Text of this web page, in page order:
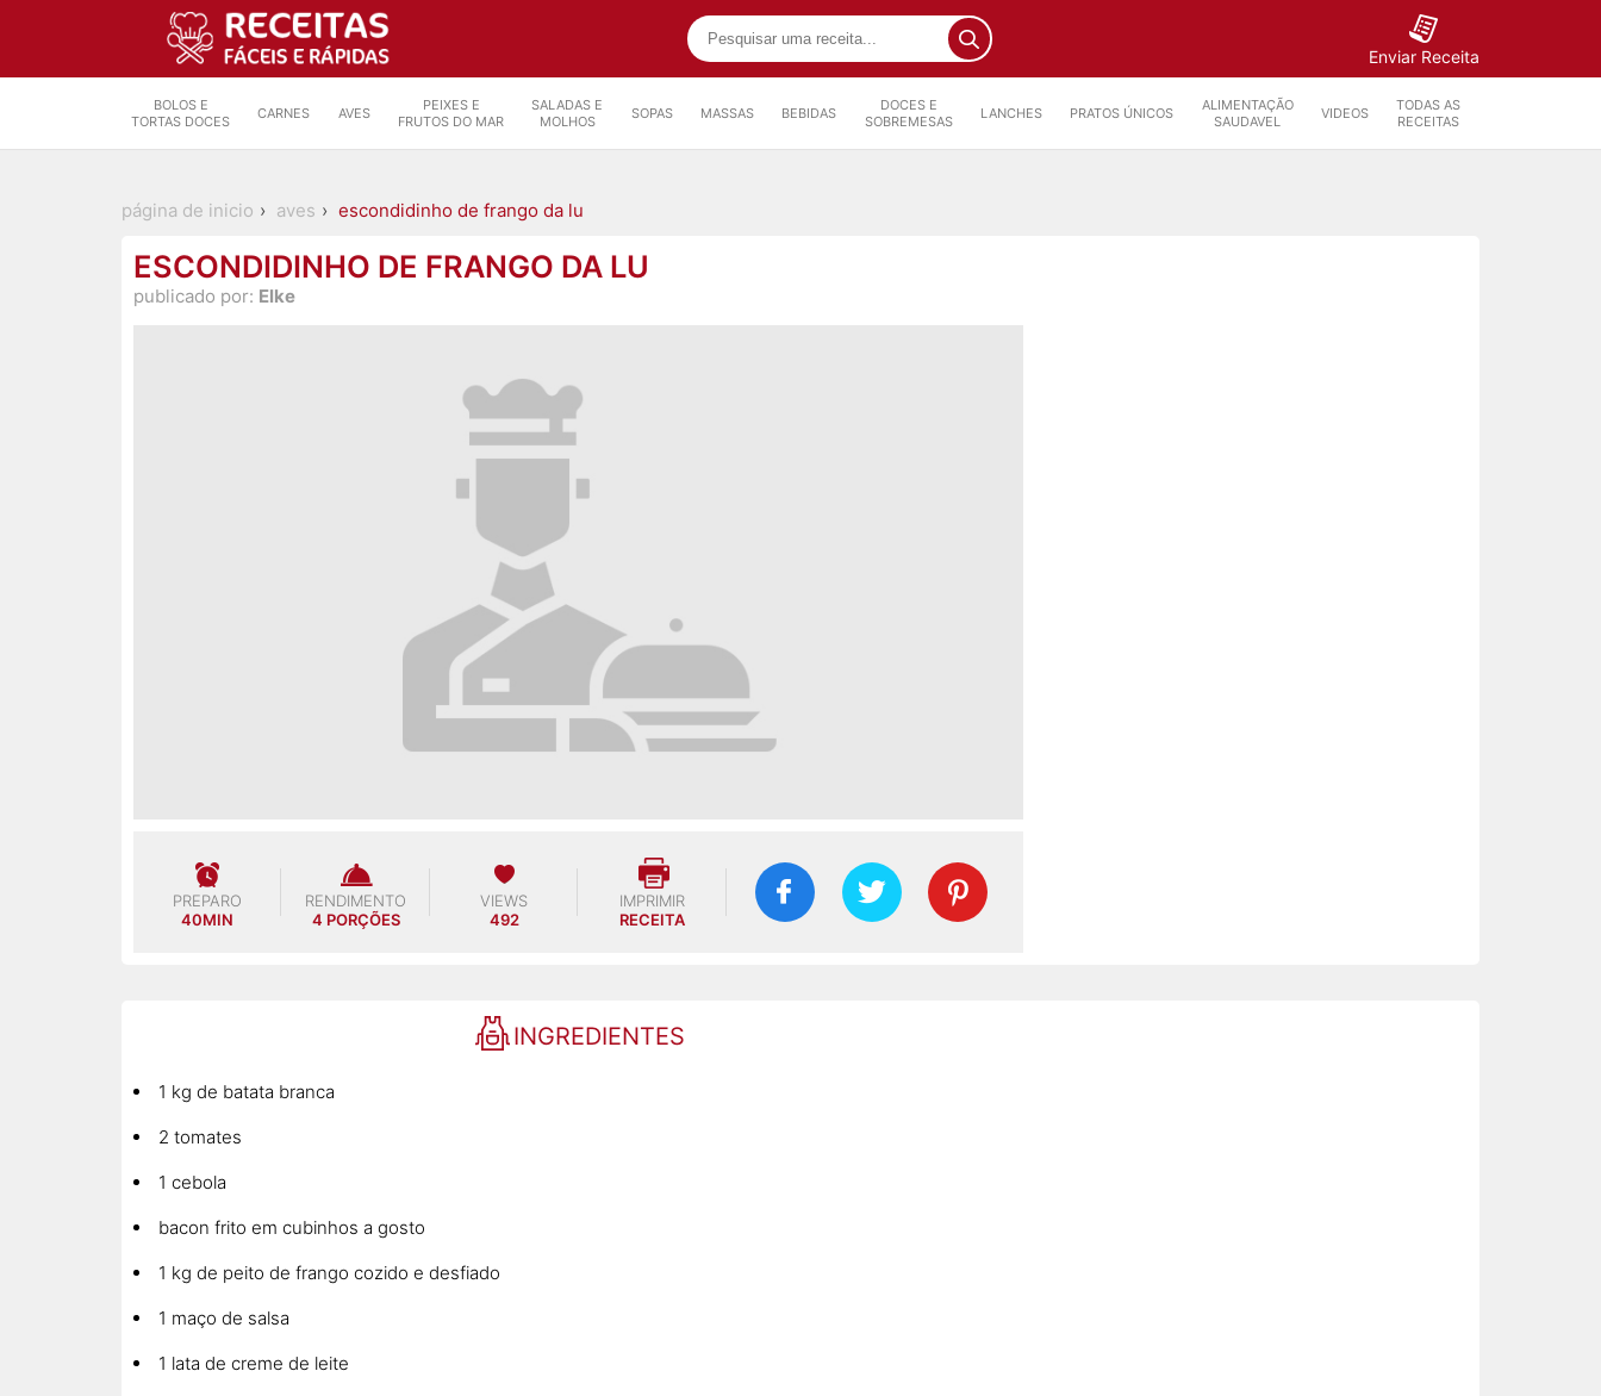
Enviar Receita
BOLOS E
TORTAS DOCES
CARNES AVES
PEIXES E
FRUTOS DO MAR
SALADAS E
MOLHOS
SOPAS MASSAS BEBIDAS
DOCES E
SOBREMESAS
LANCHES PRATOS ÚNICOS
ALIMENTAÇÃO
SAUDAVEL
VIDEOS
TODAS AS
RECEITAS
página de inicio aves escondidinho de frango da lu
ESCONDIDINHO DE FRANGO DA LU
publicado por: Elke
PREPARO
40MIN
RENDIMENTO
4 PORÇÕES
VIEWS
492
IMPRIMIR
RECEITA
INGREDIENTES
1 kg de batata branca
2 tomates
1 cebola
bacon frito em cubinhos a gosto
1 kg de peito de frango cozido e desfiado
1 maço de salsa
1 lata de creme de leite